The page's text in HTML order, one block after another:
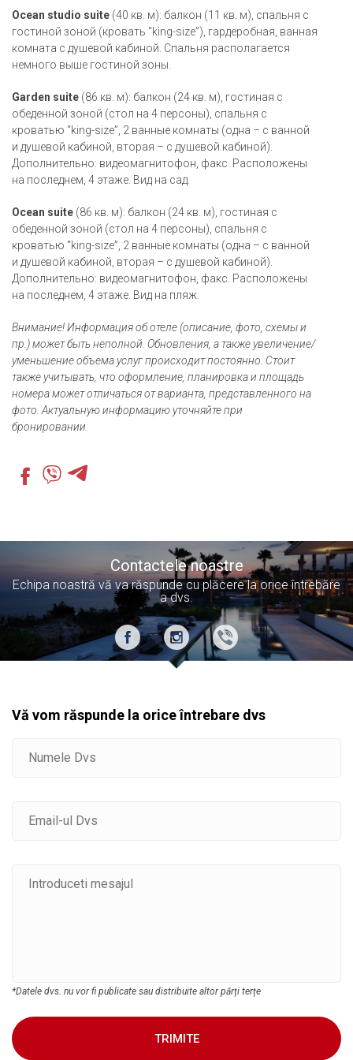
Ocean studio suite (40 кв. м): балкон (11 кв. м), спальня с
гостиной зоной (кровать “king-size”), гардеробная, ванная
комната с душевой кабиной. Спальня располагается
немного выше гостиной зоны.
Garden suite (86 кв. м): балкон (24 кв. м), гостиная с
обеденной зоной (стол на 4 персоны), спальня с
кроватью “king-size”, 2 ванные комнаты (одна – с ванной
и душевой кабиной, вторая – с душевой кабиной).
Дополнительно: видеомагнитофон, факс. Расположены
на последнем, 4 этаже. Вид на сад.
Ocean suite (86 кв. м): балкон (24 кв. м), гостиная с
обеденной зоной (стол на 4 персоны), спальня с
кроватью “king-size”, 2 ванные комнаты (одна – с ванной
и душевой кабиной, вторая – с душевой кабиной).
Дополнительно: видеомагнитофон, факс. Расположены
на последнем, 4 этаже. Вид на пляж.
Внимание! Информация об отеле (описание, фото, схемы и
пр.) может быть неполной. Обновления, а также увеличение/
уменьшение объема услуг происходит постоянно. Стоит
также учитывать, что оформление, планировка и площадь
номера может отличаться от варианта, представленного на
фото. Актуальную информацию уточняйте при
бронировании.
Contactele noastre
Echipa noastră vă va răspunde cu plăcere la orice întrebăre
a dvs.
Vă vom răspunde la orice întrebare dvs
*Datele dvs. nu vor fi publicate sau distribuite altor părți terțe
TRIMITE